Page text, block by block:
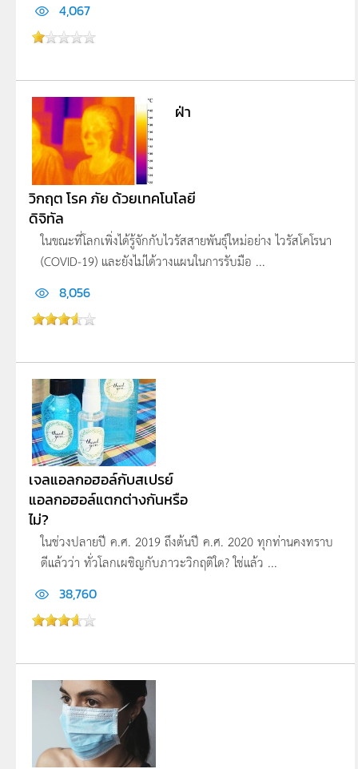
4,067
ฝ่า
วิกฤต โรค ภัย ด้วยเทคโนโลยี
ดิจิทัล
ในขณะที่โลกเพิ่งได้รู้จักกับไวรัสสายพันธุ์ใหม่อย่าง ไวรัสโคโรนา
(COVID-19) และยังไม่ได้วางแผนในการรับมือ ...
8,056
เจลแอลกอฮอล์กับสเปรย์
แอลกอฮอล์แตกต่างกันหรือ
ไม่?
ในช่วงปลายปี ค.ศ. 2019 ถึงต้นปี ค.ศ. 2020 ทุกท่านคงทราบ
ดีแล้วว่า ทั่วโลกเผชิญกับภาวะวิกฤติใด? ใช่แล้ว ...
38,760